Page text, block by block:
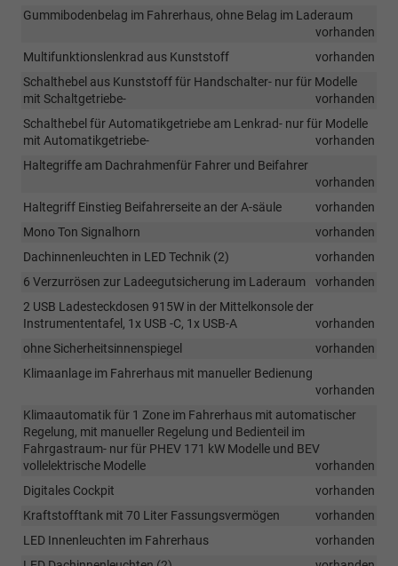
Gummibodenbelag im Fahrerhaus, ohne Belag im Laderaum
vorhanden
Multifunktionslenkrad aus Kunststoff
vorhanden
Schalthebel aus Kunststoff für Handschalter- nur für Modelle
mit Schaltgetriebe-
vorhanden
Schalthebel für Automatikgetriebe am Lenkrad- nur für Modelle
mit Automatikgetriebe-
vorhanden
Haltegriffe am Dachrahmenfür Fahrer und Beifahrer
vorhanden
Haltegriff Einstieg Beifahrerseite an der A-säule
vorhanden
Mono Ton Signalhorn
vorhanden
Dachinnenleuchten in LED Technik (2)
vorhanden
6 Verzurrösen zur Ladeegutsicherung im Laderaum
vorhanden
2 USB Ladesteckdosen 915W in der Mittelkonsole der
Instrumententafel, 1x USB -C, 1x USB-A
vorhanden
ohne Sicherheitsinnenspiegel
vorhanden
Klimaanlage im Fahrerhaus mit manueller Bedienung
vorhanden
Klimaautomatik für 1 Zone im Fahrerhaus mit automatischer
Regelung, mit manueller Regelung und Bedienteil im
Fahrgastraum- nur für PHEV 171 kW Modelle und BEV
vollelektrische Modelle
vorhanden
Digitales Cockpit
vorhanden
Kraftstofftank mit 70 Liter Fassungsvermögen
vorhanden
LED Innenleuchten im Fahrerhaus
vorhanden